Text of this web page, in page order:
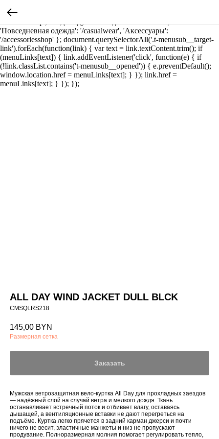
menuLinks = { 'Велоспорт': '/cyclingshop', 'Триатлон':
'Повседневная одежда': '/casualwear', 'Аксессуары':
'/accessoriesshop' }; document.querySelectorAll('.t-menusub__target-
link').forEach(function(link) { var text = link.textContent.trim(); if
(menuLinks[text]) { link.addEventListener('click', function(e) { if
(!link.classList.contains('t-menusub__opened')) { e.preventDefault();
window.location.href = menuLinks[text]; } }); link.href =
menuLinks[text]; } }); });
ALL DAY WIND JACKET DULL BLCK
CMSQLRS218
145,00 BYN
Размерная сетка
Заказать
Мужская ветрозащитная вело-куртка All Day для прохладных заездов
— надёжный слой на случай ветра и мелкого дождя. Ткань
останавливает встречный поток и отбивает влагу, оставаясь
дышащей, а вентиляционные вставки не дают перегреться на
подъёме. Куртка легко прячется в задний карман джерси и почти
ничего не весит, эластичные манжеты и низ не пропускают
продувание. Полноразмерная молния помогает регулировать тепло,